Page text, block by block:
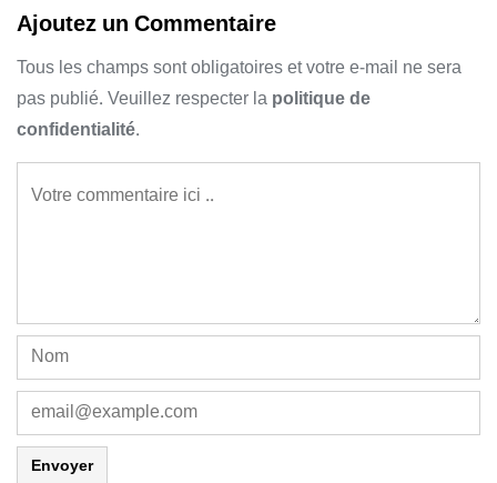
Ajoutez un Commentaire
Tous les champs sont obligatoires et votre e-mail ne sera
pas publié. Veuillez respecter lapolitique de
confidentialité.
Envoyer